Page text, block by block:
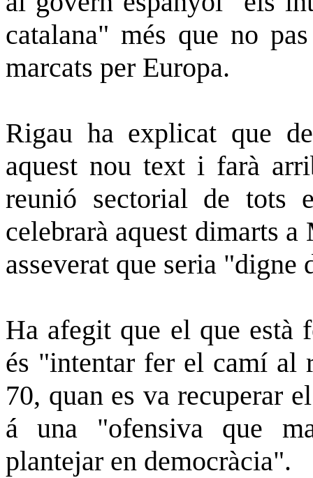
catalana" més que no
marcats per Europa.
Rigau ha explicat que
aquest nou text i farà
reunió sectorial de tots
celebrarà aquest dimarts
asseverat que seria "digne
Ha afegit que el que està
és "intentar fer el camí al
70, quan es va recuperar
á una "ofensiva que
plantejar en democràcia".